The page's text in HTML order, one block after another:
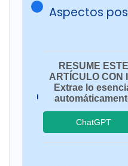
Aspectos
RESUME ESTE
ARTÍCULO CON
Extrae lo
ChatGPT